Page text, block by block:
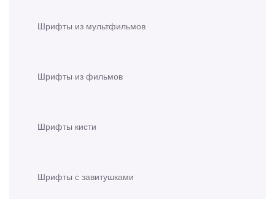
Шрифты из мультфильмов
Шрифты из фильмов
Шрифты кисти
Шрифты с завитушками